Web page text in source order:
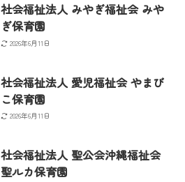
社会福祉法人 みやぎ福祉会 みや
ぎ保育園
2026年6月11日
社会福祉法人 愛児福祉会 やまび
こ保育園
2026年6月11日
社会福祉法人 聖公会沖縄福祉会
聖ルカ保育園